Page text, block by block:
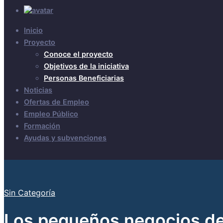
Inicio
Proyecto
Conoce el proyecto
Objetivos de la iniciativa
Personas Beneficiarias
Noticias
Ofertas de Empleo
Empleo Público
Formación
Ayudas y subvenciones
Sin Categoría